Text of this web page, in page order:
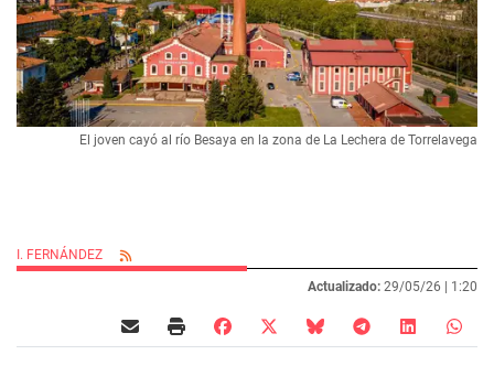
El joven cayó al río Besaya en la zona de La Lechera de Torrelavega
I. FERNÁNDEZ
Actualizado: 29/05/26 | 1:20